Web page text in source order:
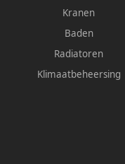
Kranen
Baden
Radiatoren
Klimaatbeheersing